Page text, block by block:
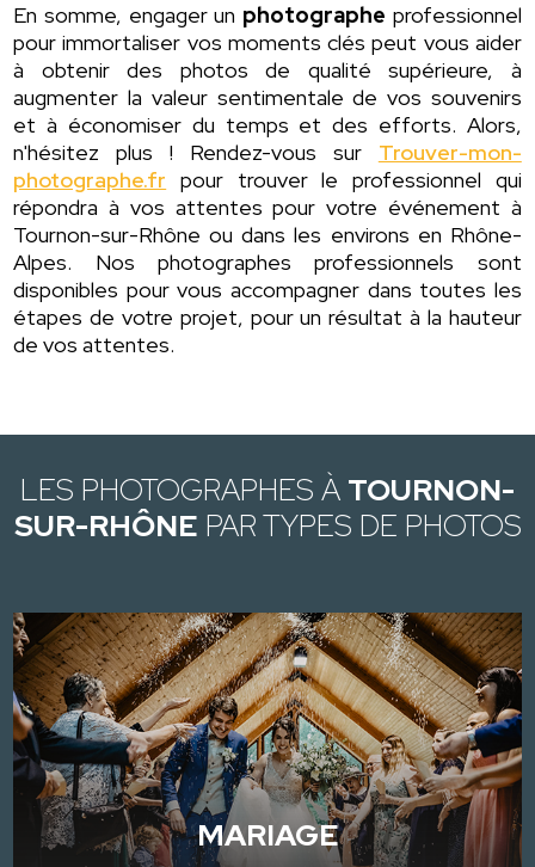
En somme, engager un photographe professionnel
pour immortaliser vos moments clés peut vous aider
à obtenir des photos de qualité supérieure, à
augmenter la valeur sentimentale de vos souvenirs
et à économiser du temps et des efforts. Alors,
n'hésitez plus ! Rendez-vous sur Trouver-mon-
photographe.fr pour trouver le professionnel qui
répondra à vos attentes pour votre événement à
Tournon-sur-Rhône ou dans les environs en Rhône-
Alpes. Nos photographes professionnels sont
disponibles pour vous accompagner dans toutes les
étapes de votre projet, pour un résultat à la hauteur
de vos attentes.
LES PHOTOGRAPHES À TOURNON-
SUR-RHÔNE PAR TYPES DE PHOTOS
MARIAGE